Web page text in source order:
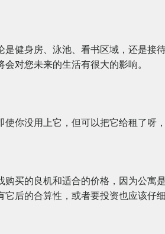
健身房、泳池、看书区域，还是接
对您未来的生活有很大的影响。
你没用上它，但可以把它给租了呀
买的良机和适合的价格，因为公寓
后的合算性，或者要投资也应该仔